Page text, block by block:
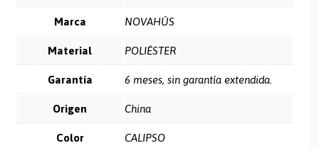
Marca NOVAHÛS
Material POLIÉSTER
Garantía 6 meses, sin garantía extendida.
Origen China
Color CALIPSO